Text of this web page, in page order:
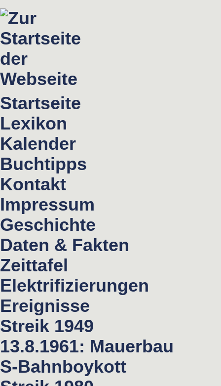
Startseite
Lexikon
Kalender
Buchtipps
Kontakt
Impressum
Geschichte
Daten & Fakten
Zeittafel
Elektrifizierungen
Ereignisse
Streik 1949
13.8.1961: Mauerbau
S-Bahnboykott